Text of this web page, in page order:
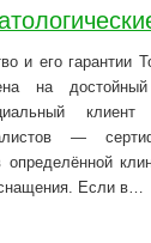
и его гарантии
на
—
Если в…